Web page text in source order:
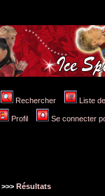
Rechercher Liste
Profil Se connecter
>>> Résultats